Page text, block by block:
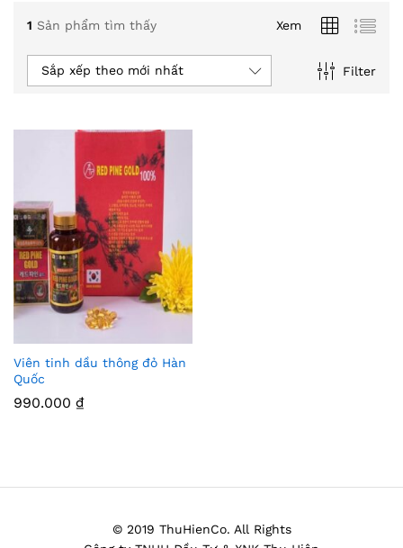
1 Sản phẩm tìm thấy Xem
Filter
Sắp xếp theo mới nhất
Thê
Thíc
Viên tinh dầu thông đỏ Hàn
Quốc
990.000 ₫
© 2019 ThuHienCo. All Rights